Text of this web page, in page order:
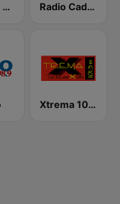
Radio Tic Tac Guatemala Radio Cadena Sonora
Xtrema 101.3 FM